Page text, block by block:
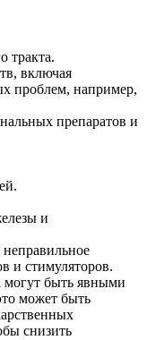
тракта.
включая
проблем, например,
препаратов и
и
и стимуляторов.
могут быть явными
может быть
снизить